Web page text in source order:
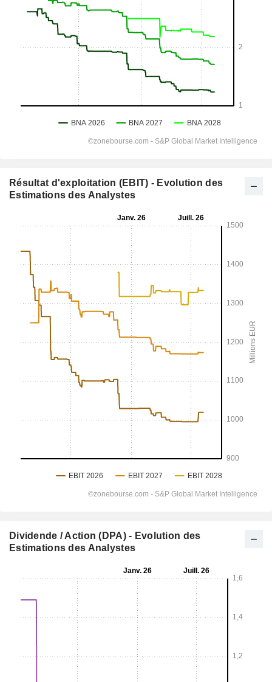
Résultat d'exploitation (EBIT) - Evolution des
Estimations des Analystes
Dividende / Action (DPA) - Evolution des
Estimations des Analystes